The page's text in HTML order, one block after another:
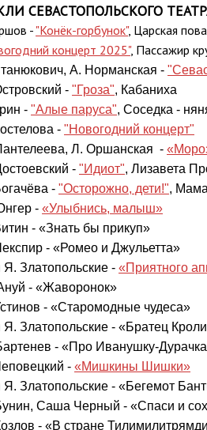
СЕВАСТОПОЛЬСКОГО
- "Конёк-горбунок", Царская
концерт 2025", Пассажир
А. Норманская -
- "Гроза", Кабаниха
- "Алые паруса", Соседка -
- "Новогодний концерт"
Л. Оршанская -
- "Идиот", Лизавета
- "Осторожно, дети!",
- «Улыбнись, малыш»
- «Знать бы прикуп»
- «Ромео и Джульетта»
Я. Златопольские - «Приятного
- «Жаворонок»
- «Старомодные чудеса»
Я. Златопольские - «Братец
- «Про Иванушку-
- «Мишкины Шишки»
Я. Златопольские - «Бегемот
Саша Черный - «Спаси и
- «В стране